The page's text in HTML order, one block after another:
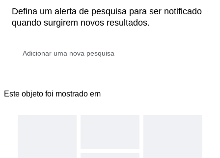
Defina um alerta de pesquisa para ser notificado
quando surgirem novos resultados.
Este objeto foi mostrado em